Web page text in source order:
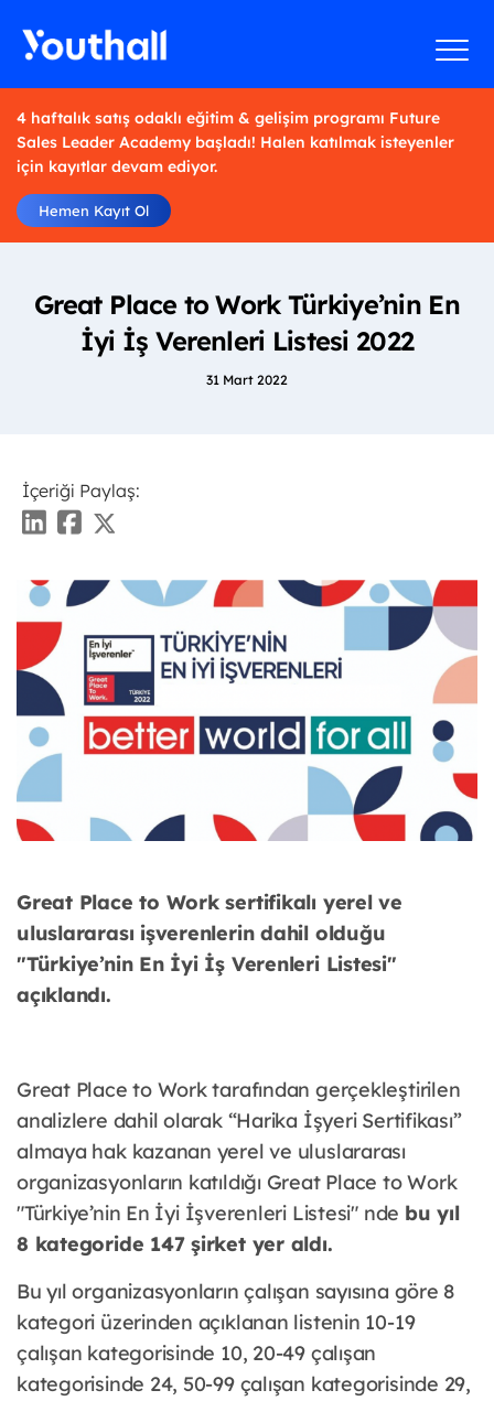
4 haftalık satış odaklı eğitim & gelişim programı Future
Sales Leader Academy başladı! Halen katılmak isteyenler
için kayıtlar devam ediyor.
Hemen Kayıt Ol
Great Place to Work Türkiye’nin En
İyi İş Verenleri Listesi 2022
31 Mart 2022
İçeriği Paylaş:
Great Place to Work sertifikalı yerel ve
uluslararası işverenlerin dahil olduğu
"Türkiye’nin En İyi İş Verenleri Listesi"
açıklandı.
Great Place to Work tarafından gerçekleştirilen
analizlere dahil olarak “Harika İşyeri Sertifikası”
almaya hak kazanan yerel ve uluslararası
organizasyonların katıldığı Great Place to Work
"Türkiye’nin En İyi İşverenleri Listesi" nde bu yıl
8 kategoride 147 şirket yer aldı.
Bu yıl organizasyonların çalışan sayısına göre 8
kategori üzerinden açıklanan listenin 10-19
çalışan kategorisinde 10, 20-49 çalışan
kategorisinde 24, 50-99 çalışan kategorisinde 29,